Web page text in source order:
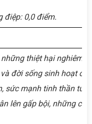
điệp: 0,0 điểm.
thiệt hại nghiêm
đời sống sinh hoạt
sức mạnh tinh thần
lên gấp bội, những